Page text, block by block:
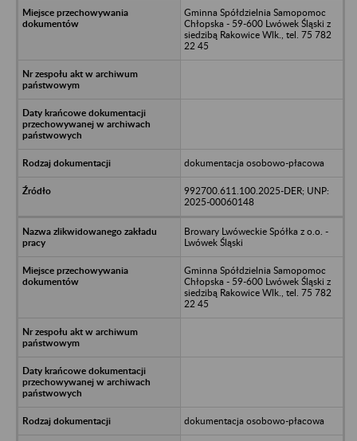
Gminna Spółdzielnia Samopomoc
Chłopska - 59-600 Lwówek Śląski z
siedzibą Rakowice Wlk., tel. 75 782
22 45
dokumentacja osobowo-płacowa
992700.611.100.2025-DER; UNP:
2025-00060148
Browary Lwóweckie Spółka z o.o. -
Lwówek Śląski
Gminna Spółdzielnia Samopomoc
Chłopska - 59-600 Lwówek Śląski z
siedzibą Rakowice Wlk., tel. 75 782
22 45
dokumentacja osobowo-płacowa